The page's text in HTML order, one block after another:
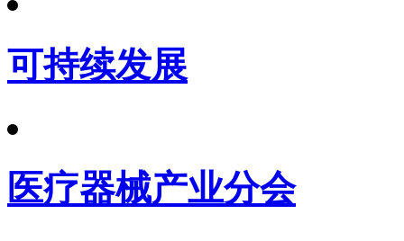
可持续发展
医疗器械产业分会